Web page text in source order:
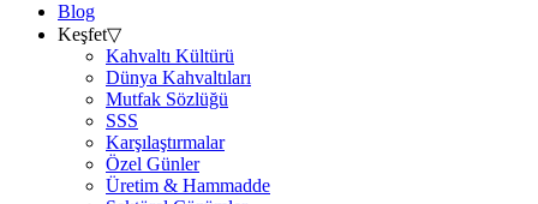
Blog
Keşfet▽
Kahvaltı Kültürü
Dünya Kahvaltıları
Mutfak Sözlüğü
SSS
Karşılaştırmalar
Özel Günler
Üretim & Hammadde